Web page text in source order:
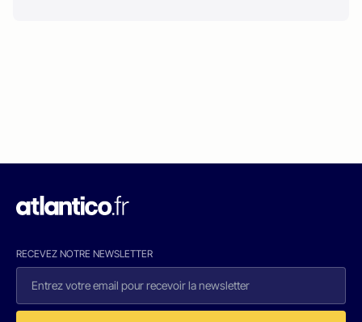
RECEVEZ NOTRE NEWSLETTER